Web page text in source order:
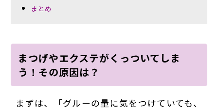
まとめ
まつげやエクステがくっついてしま
う！その原因は？
まずは、「グルーの量に気をつけていても、